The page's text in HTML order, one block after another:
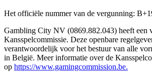
Het officiële nummer van de vergunning:
Gambling City NV (0869.882.043) heeft een
Kansspelcommissie. Deze openbare
verantwoordelijk voor het bestuur van alle
in België. Meer informatie over de
op https://www.gamingcommission.be.